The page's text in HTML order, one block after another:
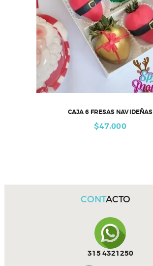
CAJA 6 FRESAS NAVIDEÑAS
$47,000
CONTACTO
315 4321250